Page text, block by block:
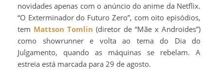
novidades apenas com o anúncio do anime da Netflix.
“O Exterminador do Futuro Zero”, com oito episódios,
tem Mattson Tomlin (diretor de “Mãe x Androides”)
como showrunner e volta ao tema do Dia do
Julgamento, quando as máquinas se rebelam. A
estreia está marcada para 29 de agosto.